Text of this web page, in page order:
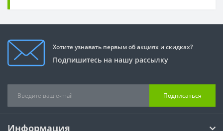
Хотите узнавать первым об акциях и скидках?
Подпишитесь на нашу рассылку
Подписаться
Информация